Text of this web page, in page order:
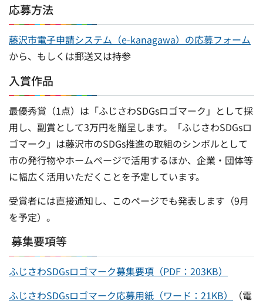
応募方法
藤沢市電子申請システム（e-kanagawa）の応募フォーム
から、もしくは郵送又は持参
入賞作品
最優秀賞（1点）は「ふじさわSDGsロゴマーク」として採
用し、副賞として3万円を贈呈します。「ふじさわSDGsロ
ゴマーク」は藤沢市のSDGs推進の取組のシンボルとして
市の発行物やホームページで活用するほか、企業・団体等
に幅広く活用いただくことを予定しています。
受賞者には直接通知し、このページでも発表します（9月
を予定）。
募集要項等
ふじさわSDGsロゴマーク募集要項（PDF：203KB）
ふじさわSDGsロゴマーク応募用紙（ワード：21KB）
（電